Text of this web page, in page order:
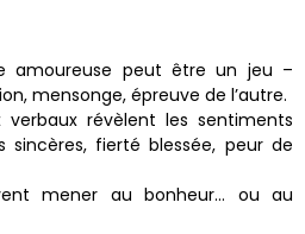
amoureuse peut être un jeu –
mensonge, épreuve de l’autre.
révèlent les sentiments
sincères, fierté blessée, peur de
mener au bonheur… ou au